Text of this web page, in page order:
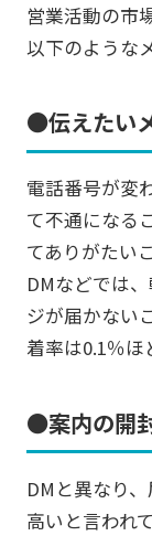
営業活動の市
以下のような
●伝えたい
電話番号が変
て不通になる
てありがたい
DMなどでは
ジが届かない
着率は0.1％ほ
●案内の開
DMと異なり
高いと言われ